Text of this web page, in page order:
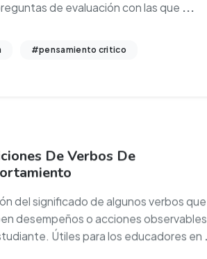
de evaluación con las que ...
#pensamiento critico
De Verbos De
del significado de algunos verbos que
desempeños o acciones observables
Útiles para los educadores en